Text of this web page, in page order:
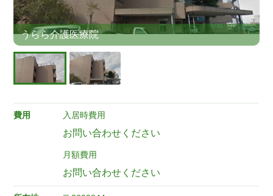
うらら介護医療院
費用 入居時費用
お問い合わせください
月額費用
お問い合わせください